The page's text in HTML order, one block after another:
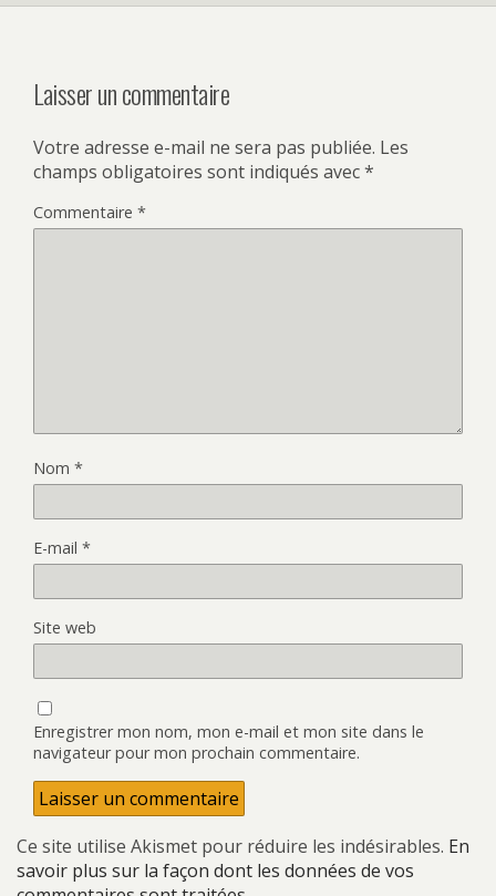
Laisser un commentaire
Votre adresse e-mail ne sera pas publiée. Les
champs obligatoires sont indiqués avec*
Commentaire *
Nom *
E-mail *
Site web
Enregistrer mon nom, mon e-mail et mon site dans le
navigateur pour mon prochain commentaire.
Ce site utilise Akismet pour réduire les indésirables. En
savoir plus sur la façon dont les données de vos